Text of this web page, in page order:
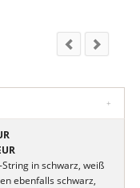
in schwarz, weiß
ebenfalls schwarz,